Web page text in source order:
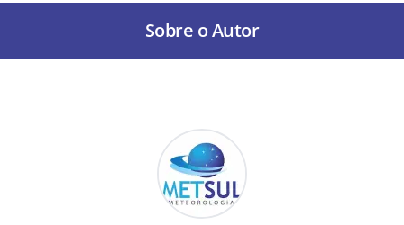
Sobre o Autor